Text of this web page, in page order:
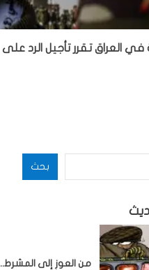
في العراق تقرر تأجيل الرد
بحث
من العوز إلى المشرط..